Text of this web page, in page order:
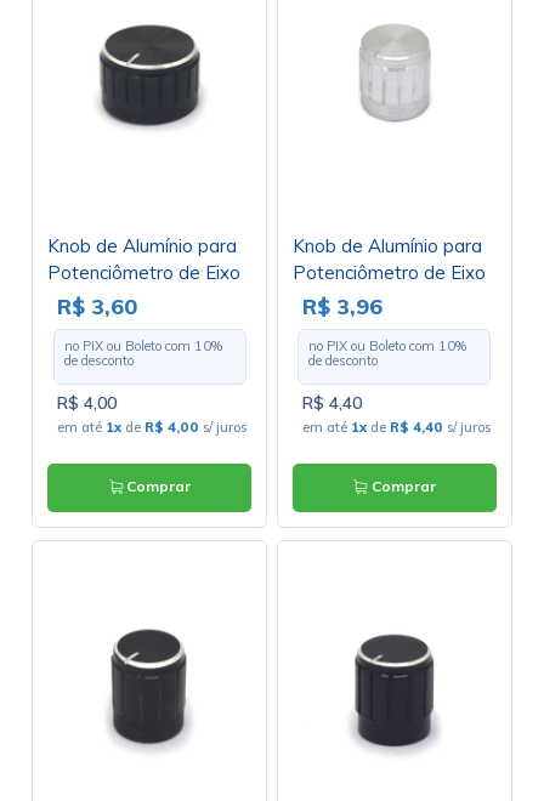
Knob de Alumínio para
Potenciômetro de Eixo
Estriado - A21x13 -
Preto
R$ 3,60
no PIX ou Boleto com 10%
de desconto
R$ 4,00
em até 1x de R$ 4,00 s/ juros
Comprar
Knob de Alumínio para
Potenciômetro de Eixo
Estriado - B17x17 -
Cromado
R$ 3,96
no PIX ou Boleto com 10%
de desconto
R$ 4,40
em até 1x de R$ 4,40 s/ juros
Comprar